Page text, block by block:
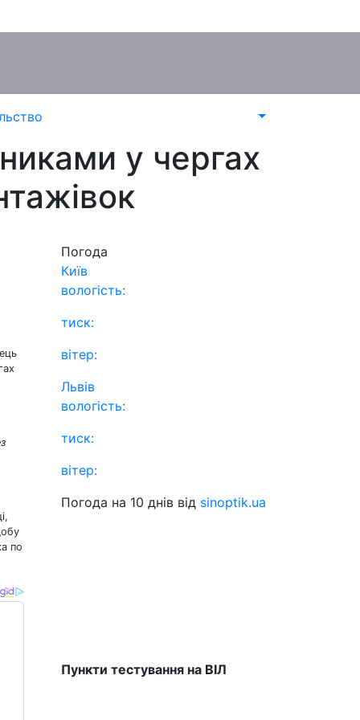
у чергах
по
Погода
Київ
вологість:
тиск:
вітер:
Львів
вологість:
тиск:
вітер:
Погода на 10 днів від sinoptik.ua
Пункти тестування на ВІЛ